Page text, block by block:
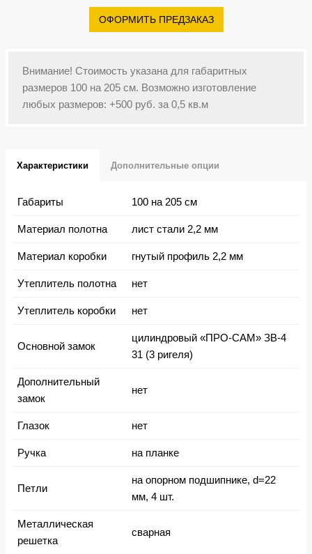
ОФОРМИТЬ ПРЕДЗАКАЗ
Внимание! Стоимость указана для габаритных
размеров 100 на 205 см. Возможно изготовление
любых размеров: +500 руб. за 0,5 кв.м
Характеристики Дополнительные опции
Габариты 100 на 205 см
Материал полотна лист стали 2,2 мм
Материал коробки гнутый профиль 2,2 мм
Утеплитель полотна нет
Утеплитель коробки нет
Основной замок
цилиндровый «ПРО-САМ» ЗВ-4
31 (3 ригеля)
Дополнительный
замок
нет
Глазок нет
Ручка на планке
Петли
на опорном подшипнике, d=22
мм, 4 шт.
Металлическая
решетка
сварная